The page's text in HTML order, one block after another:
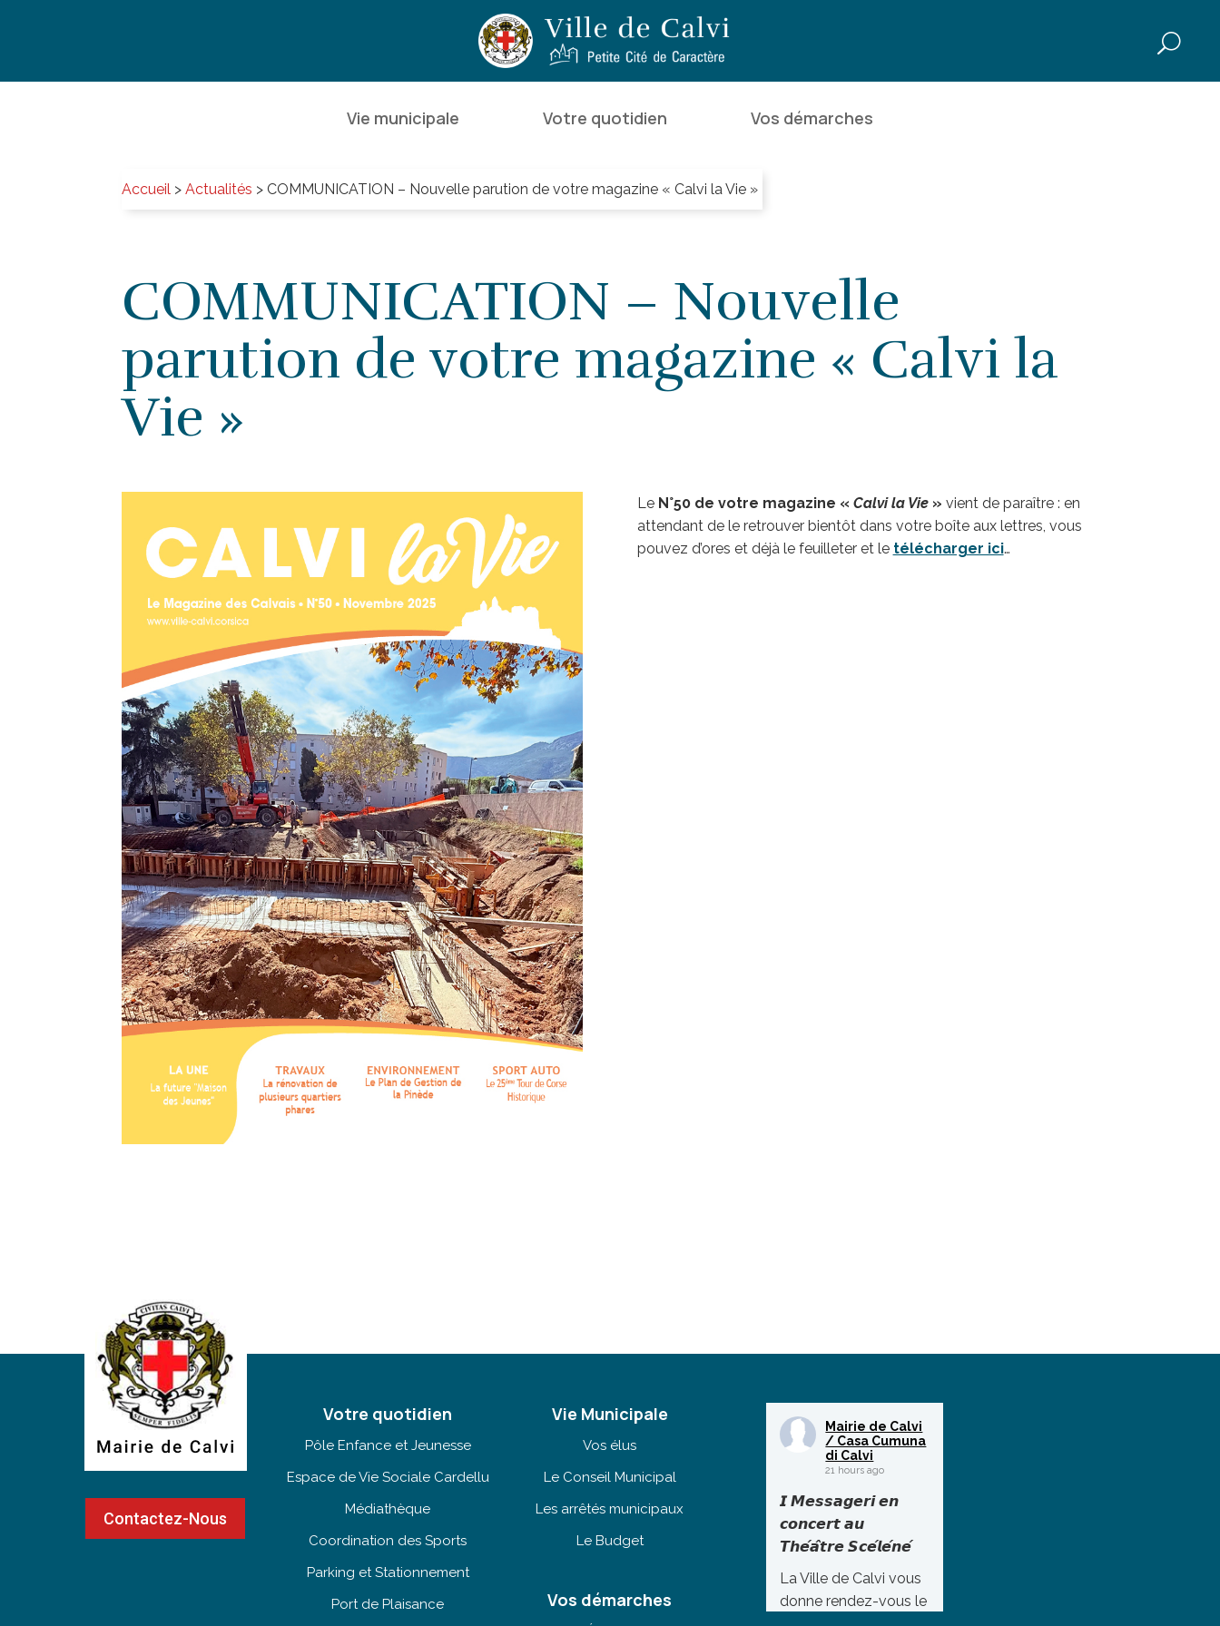
Vie municipale Votre quotidien Vos démarches
Accueil >Actualités > COMMUNICATION – Nouvelle parution de votre magazine « Calvi la Vie »
COMMUNICATION – Nouvelle
parution de votre magazine « Calvi la
Vie »
Le N°50 de votre magazine « Calvi la Vie» vient de paraître : en
attendant de le retrouver bientôt dans votre boîte aux lettres, vous
pouvez d’ores et déjà le feuilleter et le télécharger ici…
Contactez-Nous
Votre quotidien
Pôle Enfance et Jeunesse
Espace de Vie Sociale Cardellu
Médiathèque
Coordination des Sports
Parking et Stationnement
Port de Plaisance
Vie Municipale
Vos élus
Le Conseil Municipal
Les arrêtés municipaux
Le Budget
Vos démarches
Mairie de Calvi
/ Casa Cumuna
di Calvi
21 hours ago
𝙄 𝙈𝙚𝙨𝙨𝙖𝙜𝙚𝙧𝙞 𝙚𝙣
𝙘𝙤𝙣𝙘𝙚𝙧𝙩 𝙖𝙪
𝙏𝙝𝙚́𝙖̂𝙩𝙧𝙚 𝙎𝙘𝙚́𝙡𝙚́𝙣𝙚́
La Ville de Calvi vous
donne rendez-vous le